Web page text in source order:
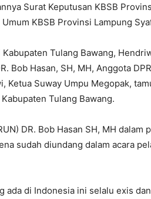
Surat Keputusan KBSB
KBSB Provinsi Lampung
Tulang Bawang,
Bob Hasan, SH, MH, Anggota
Ketua Suway Umpu Megopak,
Tulang Bawang.
DR. Bob Hasan SH, MH dalam
sudah diundang dalam acara
ada di Indonesia ini selalu exis